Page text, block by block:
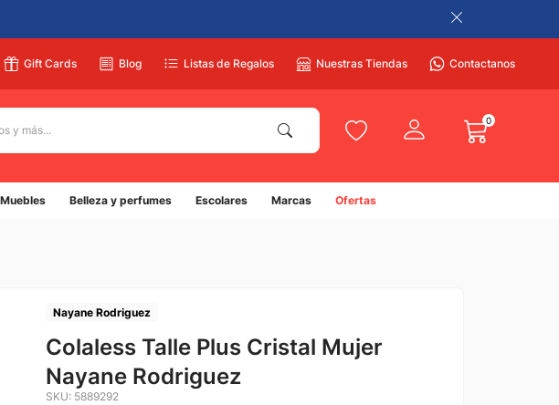
Gift Cards Blog Listas de Regalos Nuestras Tiendas Contactanos
colegios y más... 0
Muebles Belleza y perfumes Escolares Marcas Ofertas
Nayane Rodriguez
Colaless Talle Plus Cristal Mujer
Nayane Rodriguez
SKU: 5889292